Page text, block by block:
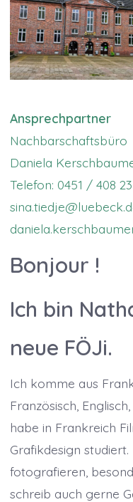
Ansprechpartner
Nachbarschaftsbüro
Daniela
Telefon: 0451 / 408
Bonjour !
Ich bin
neue FÖJi.
Ich komme aus
Französisch,
habe in Frankreich
Grafikdesign
fotografieren,
schreib auch gerne